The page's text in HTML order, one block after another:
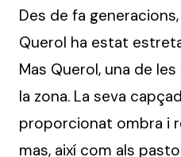
Des de fa
Querol ha estat
Mas Querol, una de
la zona. La seva
proporcionat ombra i
mas, així com als